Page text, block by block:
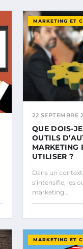
MARKETING ET
22 SEPTEMBRE
QUE DOIS-
OUTILS
MARKETING
UTILISER ?
Dans un
s’intensifie, les
marketing…
MARKETING ET